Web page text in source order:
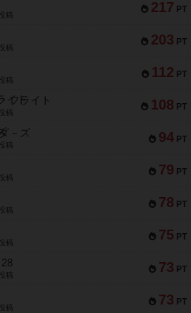
217 PT
稿
203 PT
稿
112 PT
稿
108 PT
フライト
稿
94 PT
－ズ
稿
79 PT
稿
78 PT
稿
75 PT
稿
73 PT
稿
73 PT
稿